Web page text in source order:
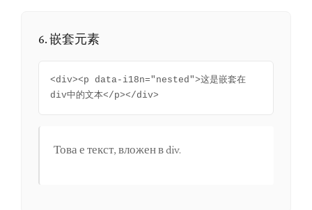
6. 嵌套元素
<div><p data-i18n="nested">这是嵌套在
div中的文本</p></div>
Това е текст, вложен в div.